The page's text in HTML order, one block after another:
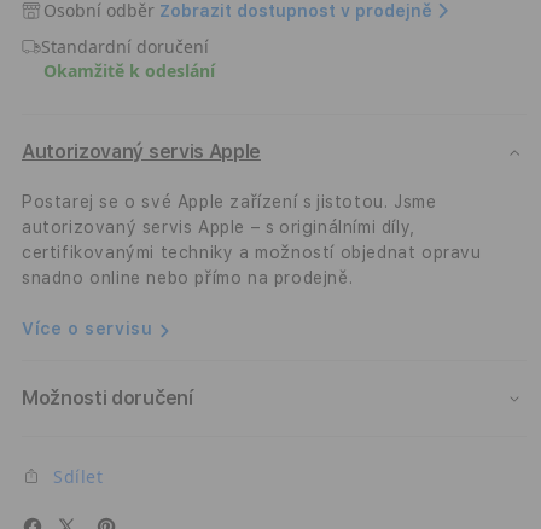
s
českou
klávesnicí
Pro
iPad
Air
10,9&quot;
Epico
Pro
Osobní odběr Zobrazit dostupnost v prodejně
Standardní doručení
Okamžitě k odeslání
Autorizovaný servis Apple
Postarej se o své Apple zařízení s jistotou. Jsme
autorizovaný servis Apple – s originálními díly,
certifikovanými techniky a možností objednat opravu
snadno online nebo přímo na prodejně.
Více o servisu
Možnosti doručení
Sdílet